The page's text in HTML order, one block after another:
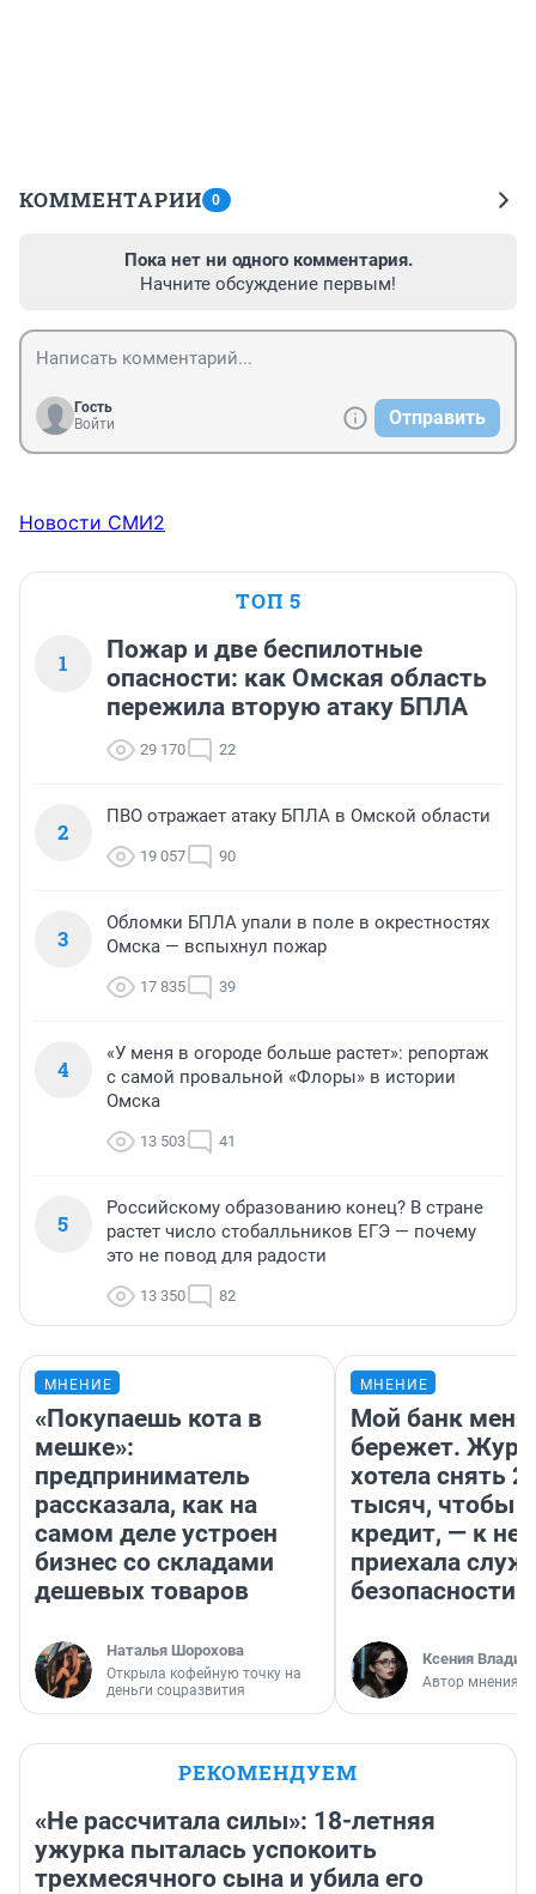
КОММЕНТАРИИ 0
Пока нет ни одного комментария.
Начните обсуждение первым!
Гость
Войти
Отправить
Новости СМИ2
ТОП 5
1
Пожар и две беспилотные
опасности: как Омская область
пережила вторую атаку БПЛА
29 170 22
2
ПВО отражает атаку БПЛА в Омской области
19 057 90
3
Обломки БПЛА упали в поле в окрестностях
Омска — вспыхнул пожар
17 835 39
4
«У меня в огороде больше растет»: репортаж
с самой провальной «Флоры» в истории
Омска
13 503 41
5
Российскому образованию конец? В стране
растет число стобалльников ЕГЭ — почему
это не повод для радости
13 350 82
МНЕНИЕ
«Покупаешь кота в
мешке»:
предприниматель
рассказала, как на
самом деле устроен
бизнес со складами
дешевых товаров
Наталья Шорохова
Открыла кофейную точку на
деньги соцразвития
МНЕНИЕ
Мой банк меня
бережет.
хотела снять
тысяч, чтобы
кредит, — к
приехала
безопасности
Ксения
Автор мнения
РЕКОМЕНДУЕМ
«Не рассчитала силы»: 18-летняя
ужурка пыталась успокоить
трехмесячного сына и убила его